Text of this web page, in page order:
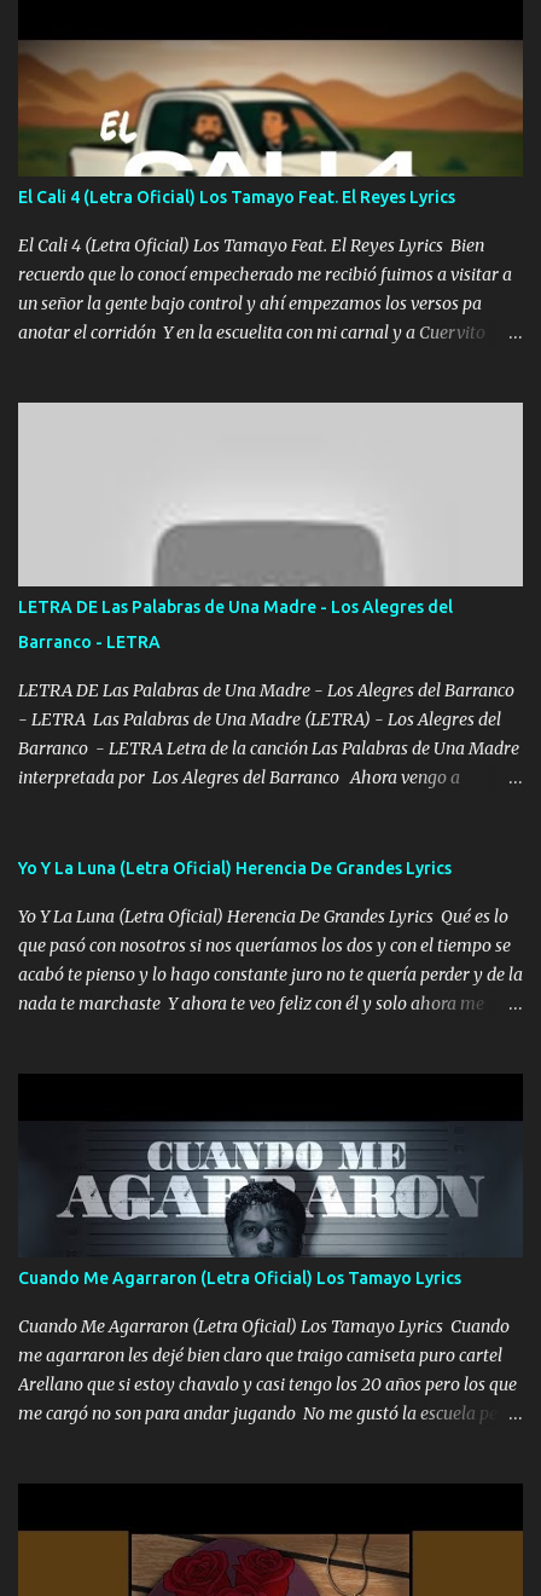
coronamos Se jala los marciales Y sus guitarras ya van sonando
Un gallardo me prendo Para agarrar el vuelo y la mente y
tranquilizando Tomense un buen trago Y así es como empezamos
los versos que voy cantando (Music) A vido alta y bajas La carreta
se atora Pero nunca le aflojamos Ya me han pasado cosas Y
aunque ustedes no sepan Pero la vida es muy corta Hay que
echarle chingazos Y seguir trabajando porque nada es...
El Cali 4 (Letra Oficial) Los Tamayo Feat. El Reyes Lyrics
El Cali 4 (Letra Oficial) Los Tamayo Feat. El Reyes Lyrics Bien
recuerdo que lo conocí empecherado me recibió fuimos a visitar a
un señor la gente bajo control y ahí empezamos los versos pa
anotar el corridón Y en la escuelita con mi carnal y a Cuervito
verde se le extraña pa que sepan Aquí Pura GENTE DE LA RANA 🐸
POR CLAVE ES EL CALI 4 EN LA CIUDAD TIJUANA Música Al
tirante andamos mi carnal atento a cualquier necesidad no porque
se ve limpio el camino nos confiamos al andar y nunca con la
misma piedra me vuelvo a tropezar Cuando ando de enamorado
en corto me tiró a per...
LETRA DE Las Palabras de Una Madre - Los Alegres del
Barranco - LETRA
LETRA DE Las Palabras de Una Madre - Los Alegres del Barranco
- LETRA Las Palabras de Una Madre (LETRA) - Los Alegres del
Barranco - LETRA Letra de la canción Las Palabras de Una Madre
interpretada por Los Alegres del Barranco Ahora vengo a
viento a su hijo y aunque ahora ya este con Dios el destino así lo
seguiré esperando hasta volvernos a vernos El recuerdo que yo
tengo de mi mente no se va, en mi corazón me llevo lo mismo que
tu papá, a veces me pongo triste porque no puedo mirarte, mas se
que tu me escuchas porque tu eres mi gran ángel, El desespero me
Yo Y La Luna (Letra Oficial) Herencia De Grandes Lyrics
Yo Y La Luna (Letra Oficial) Herencia De Grandes Lyrics Qué es lo
que pasó con nosotros si nos queríamos los dos y con el tiempo se
acabó te pienso y lo hago constante juro no te quería perder y de la
nada te marchaste Y ahora te veo feliz con él y solo ahora me
pero eso ya no va a pasar me perderé en la soledad Porque me
mirabas bonito si yo no fui el final feliz el final fue triste pa mí Y
duele no tenerte aquí sabiendo que moría por ti yo y la luna
cantamos y por ti nos embriagamos Quién sabe qué será de mí si
contigo fui muy feliz a lo mejor no lloró pero muy en el fondo te
adoro
Cuando Me Agarraron (Letra Oficial) Los Tamayo Lyrics
Cuando Me Agarraron (Letra Oficial) Los Tamayo Lyrics Cuando
me agarraron les dejé bien claro que traigo camiseta puro cartel
Arellano que si estoy chavalo y casi tengo los 20 años pero los que
me cargó no son para andar jugando No me gustó la escuela pero
Yo Soy El De Las Pacas Sobrino Del Brazo Armad0 Con mi Glock
fajado y mi R terciado me van a ver allá por TJ para un licenciado
mando un abrazo andamos al cien Choritas también Música